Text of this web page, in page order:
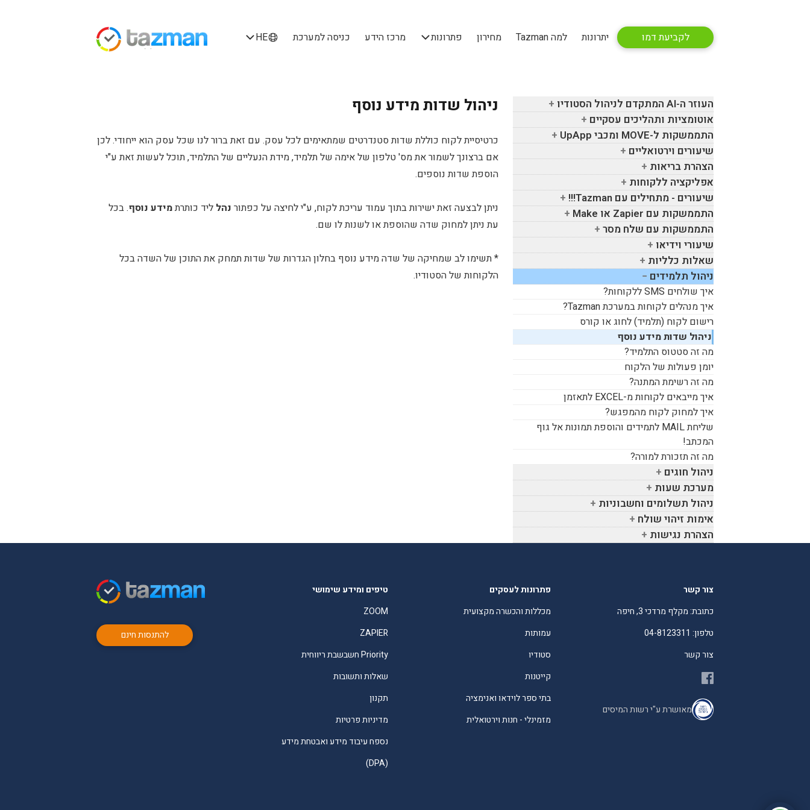
לקביעת דמו יתרונות למה Tazman מחירון פתרונות מרכז הידע כניסה למערכת HE
העוזר ה-AI המתקדם לניהול הסטודיו
אוטומציות ותהליכים עסקיים
התממשקות ל-MOVE ומכבי UpApp
שיעורים וירטואליים
הצהרת בריאות
אפליקציה ללקוחות
שיעורים - מתחילים עם Tazman
!!!
התממשקות עם Zapier או Make
התממשקות עם שלח מסר
שיעורי וידיאו
שאלות כלליות
ניהול תלמידים
איך שולחים SMSללקוחות?
איך מנהלים לקוחות במערכתTazman
?
רישום לקוח (תלמיד) לחוג או קורס
ניהול שדות מידע נוסף
מה זה סטטוס התלמיד?
יומן פעולות של הלקוח
מה זה רשימת המתנה?
איך מייבאים לקוחות מ-EXCEL לתאזמן
איך למחוק לקוח מהמפגש?
שליחתMAIL לתמידים והוספת תמונות אל גוף
המכתב!
מה זה תזכורת למורה?
ניהול חוגים
מערכת שעות
ניהול תשלומים וחשבוניות
אימות זיהוי שולח
הצהרת נגישות
ניהול שדות מידע נוסף
כרטיסיית לקוח כוללת שדות סטנדרטים שמתאימים לכל עסק. עם זאת ברור לנו שכל עסק הוא ייחודי. לכן
אם ברצונך לשמור את מס' טלפון של אימה של תלמיד, מידת הנעליים של התלמיד, תוכל לעשות זאת ע"י
הוספת שדות נוספים.
ניתן לבצעה זאת ישירות בתוך עמוד עריכת לקוח, ע"י לחיצה על כפתור נהלליד כותרתמידע נוסף. בכל
עת ניתן למחוק שדה שהוספת או לשנות לו שם.
* תשימו לב שמחיקה של שדה מידע נוסף בחלון הגדרות של שדות תמחק את התוכן של השדה בכל
הלקוחות של הסטודיו.
צור קשר
כתובת: מקלף מרדכי 3, חיפה
טלפון: 04-8123311
צור קשר
מאושרת ע"י רשות המיסים
פתרונות לעסקים
מכללות והכשרה מקצועית
עמותות
סטודיו
קייטנות
בתי ספר לוידאו ואנימציה
מזמינלי - חנות וירטואלית
טיפים ומידע שימושי
ZOOM
ZAPIER
Priority חשבשבת ריווחית
שאלות ותשובות
תקנון
מדיניות פרטיות
נספח עיבוד מידע ואבטחת מידע
(DPA)
להתנסות חינם